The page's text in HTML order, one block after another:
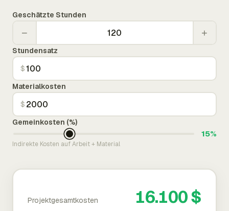
Geschätzte Stunden
− +
Stundensatz
$
Materialkosten
$
Gemeinkosten (%)
15%
Indirekte Kosten auf Arbeit + Material
Projektgesamtkosten 16.100 $